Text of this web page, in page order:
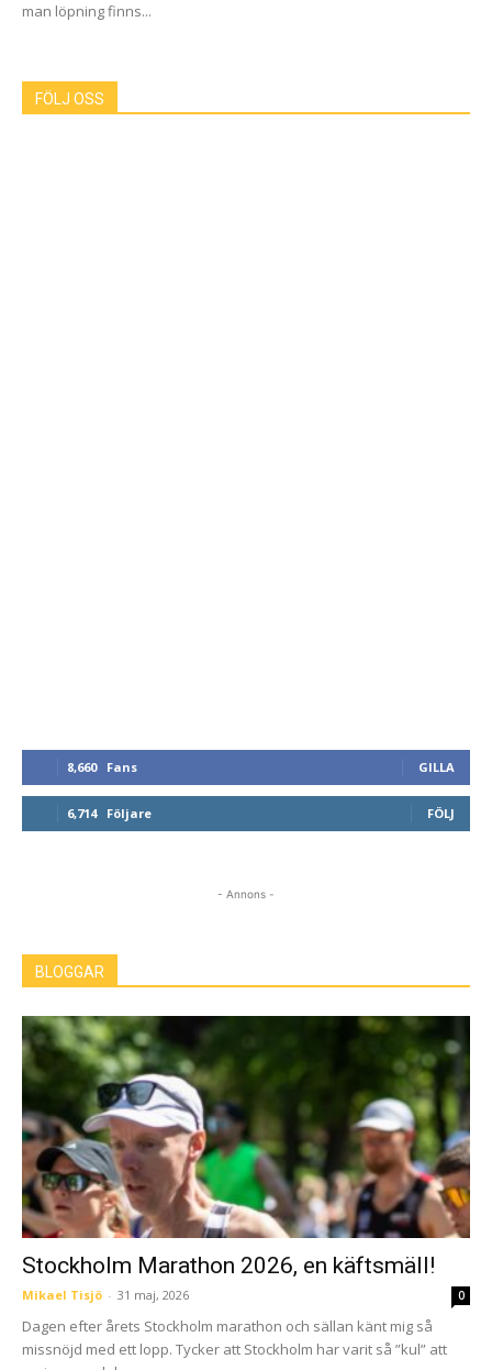
man löpning finns...
FÖLJ OSS
8,660 Fans GILLA
6,714 Följare FÖLJ
- Annons -
BLOGGAR
Stockholm Marathon 2026, en käftsmäll!
Mikael Tisjö - 31 maj, 2026 0
Dagen efter årets Stockholm marathon och sällan känt mig så
missnöjd med ett lopp. Tycker att Stockholm har varit så ”kul” att